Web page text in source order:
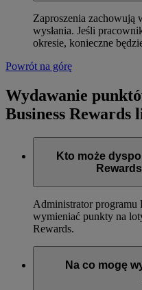
Zaproszenia zachowują
wysłania. Jeśli
okresie, konieczne
Powrót na górę
Wydawanie
Business
Kto może
Administrator programu
wymieniać punkty na
Rewards.
Na co mogę